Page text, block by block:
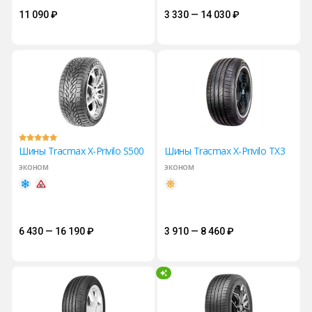
11 090₽ 3 330 — 14 030₽
Шины Tracmax X-Privilo S500
эконом
6 430 — 16 190₽
Шины Tracmax X-Privilo TX3
эконом
3 910 — 8 460₽